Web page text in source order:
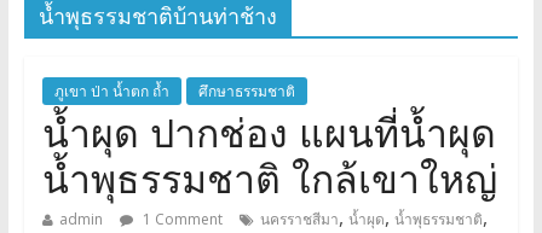
น้ำพุธรรมชาติบ้านท่าช้าง
ภูเขา ป่า น้ำตก ถ้ำ ศึกษาธรรมชาติ
น้ำผุด ปากช่อง แผนที่น้ำผุด
น้ำพุธรรมชาติ ใกล้เขาใหญ่
admin 1 Comment นครราชสีมา, น้ำผุด, น้ำพุธรรมชาติ,